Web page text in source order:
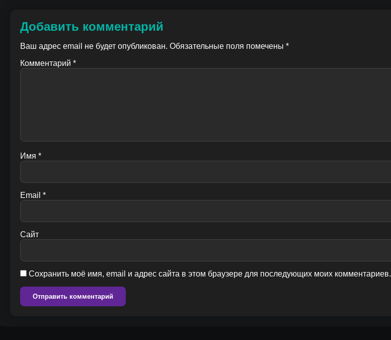
Добавить комментарий
Ваш адрес email не будет опубликован. Обязательные поля помечены *
Комментарий *
Имя *
Email *
Сайт
Сохранить моё имя, email и адрес сайта в этом браузере для последующих моих комментариев.